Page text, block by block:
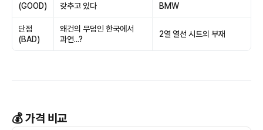
(GOOD) 갖추고 있다 BMW
단점
(BAD)
왜건의 무덤인 한국에서
과연...?
2열 열선 시트의 부재
💰 가격 비교